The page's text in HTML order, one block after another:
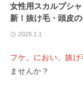
女性用スカルプシ
新！抜け毛・頭皮
2026.1.1
フケ、におい、抜
ませんか？